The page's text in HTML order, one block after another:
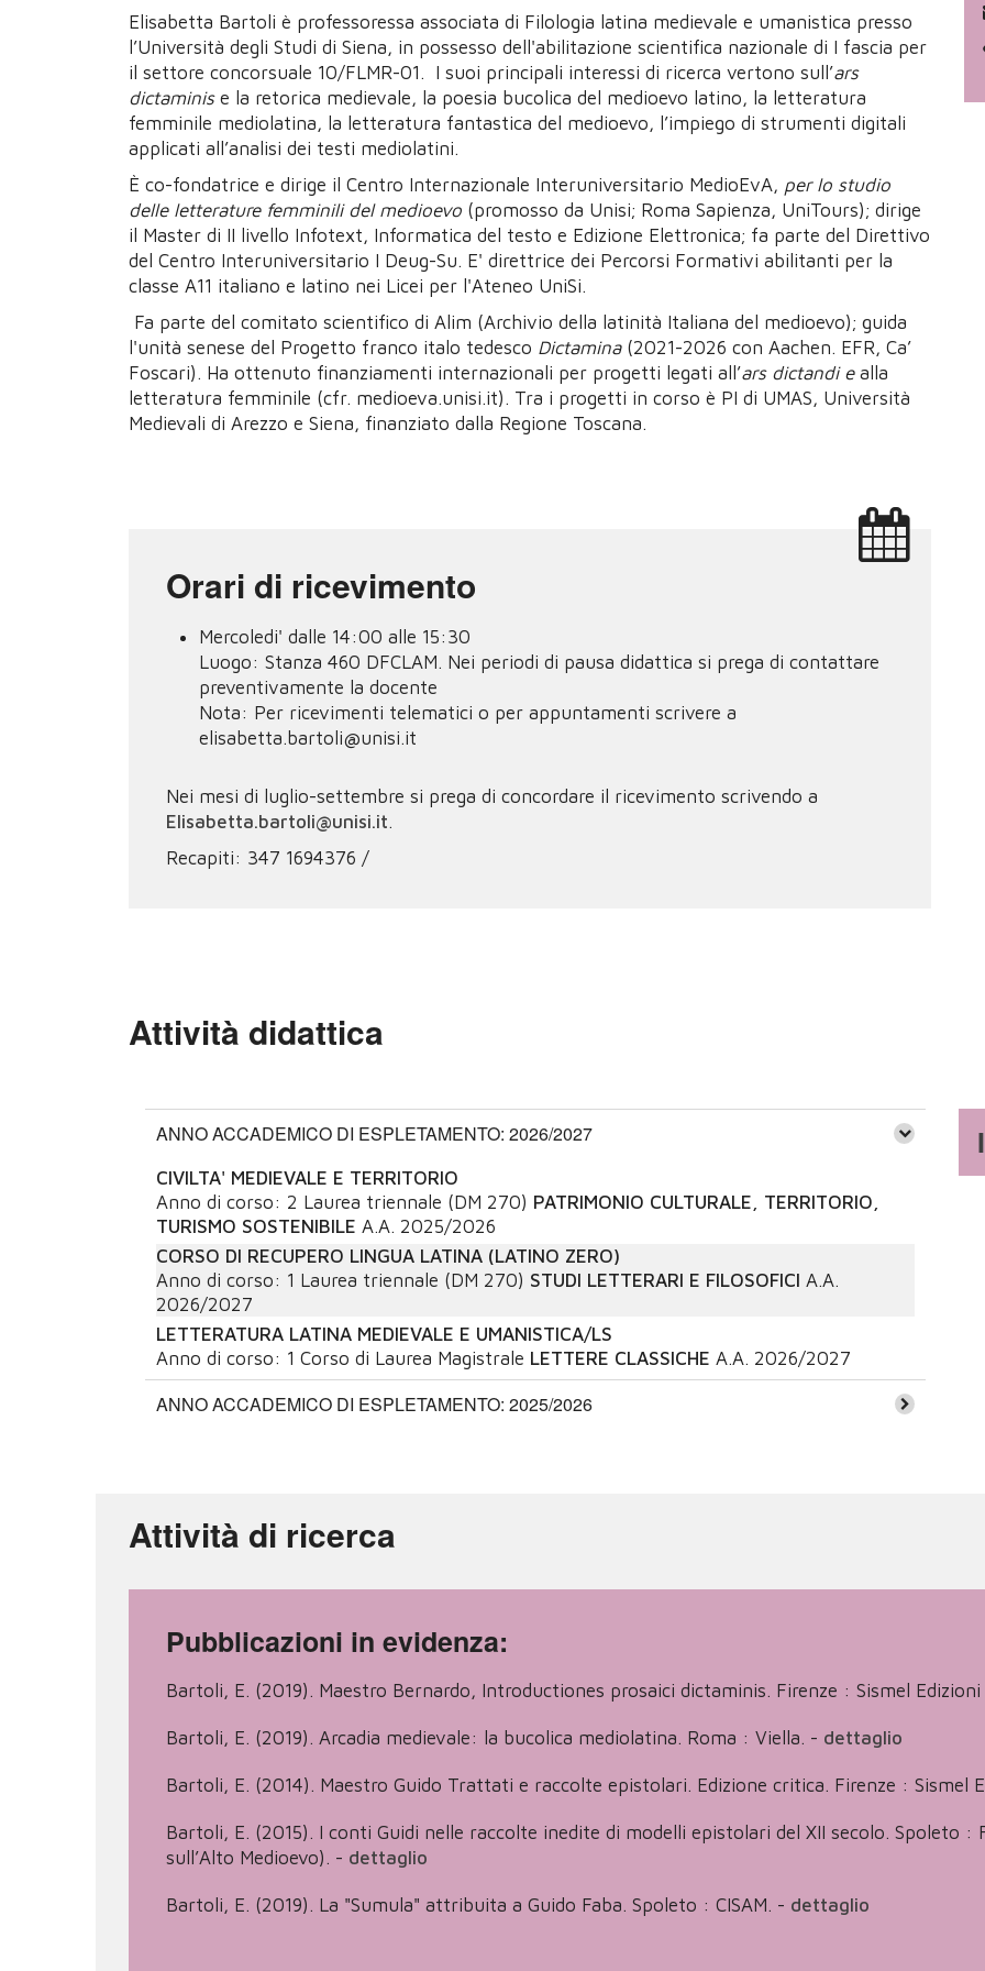
Elisabetta Bartoli è professoressa associata di Filologia latina medievale e umanistica presso
l’Università degli Studi di Siena, in possesso dell'abilitazione scientifica nazionale di I fascia per
il settore concorsuale 10/FLMR-01. I suoi principali interessi di ricerca vertono sull’ars
dictaminise la retorica medievale, la poesia bucolica del medioevo latino, la letteratura
femminile mediolatina, la letteratura fantastica del medioevo, l’impiego di strumenti digitali
applicati all’analisi dei testi mediolatini.
È co-fondatrice e dirige il Centro Internazionale Interuniversitario MedioEvA, per lo studio
delle letterature femminili del medioevo (promosso da Unisi; Roma Sapienza, UniTours); dirige
il Master di II livello Infotext, Informatica del testo e Edizione Elettronica; fa parte del Direttivo
del Centro Interuniversitario I Deug-Su. E' direttrice dei Percorsi Formativi abilitanti per la
classe A11 italiano e latino nei Licei per l'Ateneo UniSi.
Fa parte del comitato scientifico di Alim (Archivio della latinità Italiana del medioevo); guida
l'unità senese del Progetto franco italo tedesco Dictamina(2021-2026 con Aachen. EFR, Ca’
Foscari). Ha ottenuto finanziamenti internazionali per progetti legati all’ars dictandi ealla
letteratura femminile (cfr. medioeva.unisi.it). Tra i progetti in corso è PI di UMAS, Università
Medievali di Arezzo e Siena, finanziato dalla Regione Toscana.
Orari di ricevimento
Mercoledi' dalle 14:00 alle 15:30
Luogo: Stanza 460 DFCLAM. Nei periodi di pausa didattica si prega di contattare
preventivamente la docente
Nota: Per ricevimenti telematici o per appuntamenti scrivere a
elisabetta.bartoli@unisi.it
Nei mesi di luglio-settembre si prega di concordare il ricevimento scrivendo a
Elisabetta.bartoli@unisi.it.
Recapiti: 347 1694376 /
Attività didattica
ANNO ACCADEMICO DI ESPLETAMENTO: 2026/2027
CIVILTA' MEDIEVALE E TERRITORIO
Anno di corso: 2 Laurea triennale (DM 270) PATRIMONIO CULTURALE, TERRITORIO,
TURISMO SOSTENIBILE A.A. 2025/2026
CORSO DI RECUPERO LINGUA LATINA (LATINO ZERO)
Anno di corso: 1 Laurea triennale (DM 270) STUDI LETTERARI E FILOSOFICI A.A.
2026/2027
LETTERATURA LATINA MEDIEVALE E UMANISTICA/LS
Anno di corso: 1 Corso di Laurea Magistrale LETTERE CLASSICHE A.A. 2026/2027
ANNO ACCADEMICO DI ESPLETAMENTO: 2025/2026
Attività di ricerca
Pubblicazioni in evidenza:
Bartoli, E. (2019). Maestro Bernardo, Introductiones prosaici dictaminis. Firenze : Sismel Edizioni
Bartoli, E. (2019). Arcadia medievale: la bucolica mediolatina. Roma : Viella. - dettaglio
Bartoli, E. (2014). Maestro Guido Trattati e raccolte epistolari. Edizione critica. Firenze : Sismel
Bartoli, E. (2015). I conti Guidi nelle raccolte inedite di modelli epistolari del XII secolo. Spoleto :
sull’Alto Medioevo). - dettaglio
Bartoli, E. (2019). La "Sumula" attribuita a Guido Faba. Spoleto : CISAM. - dettaglio